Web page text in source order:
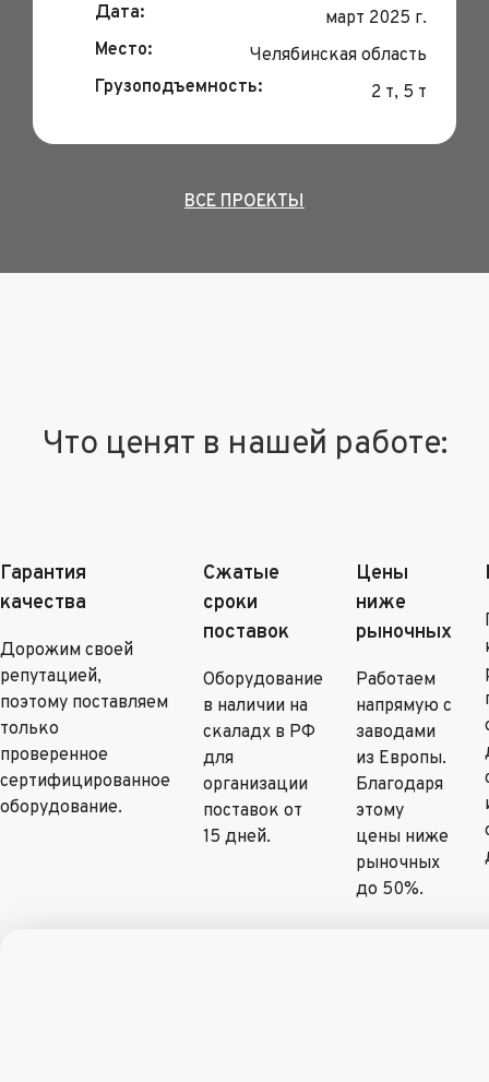
Дата:
март 2025 г.
Место:
Челябинская область
Грузоподъемность:
2 т, 5 т
ВСЕ ПРОЕКТЫ
Что ценят в нашей работе:
Гарантия
качества
Дорожим своей
репутацией,
поэтому поставляем
только
проверенное
сертифицированное
оборудование.
Сжатые
сроки
поставок
Оборудование
в наличии на
скаладх в РФ
для
организации
поставок от
15 дней.
Цены
ниже
рыночных
Работаем
напрямую с
заводами
из Европы.
Благодаря
этому
цены ниже
рыночных
до 50%.